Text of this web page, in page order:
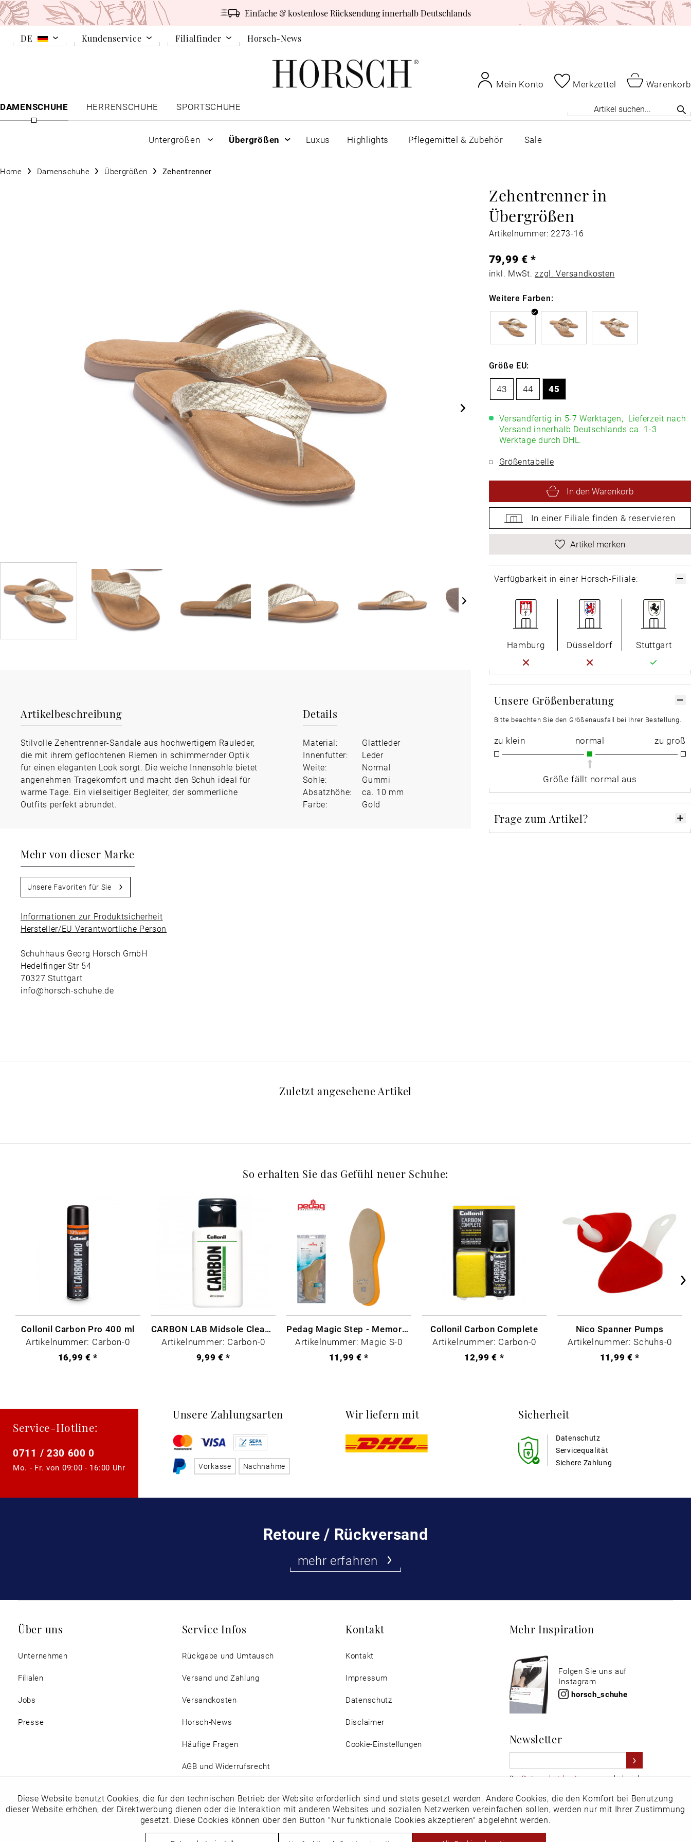
Einfache & kostenlose Rücksendung innerhalb Deutschlands
DE Kundenservice Filialfinder Horsch-News
Mein Konto Merkzettel
Warenkorb
DAMENSCHUHE
HERRENSCHUHE SPORTSCHUHE
Untergrößen Übergrößen Luxus Highlights Pflegemittel & Zubehör Sale
Home Damenschuhe Übergrößen Zehentrenner
Zehentrenner in
Übergrößen
Artikelnummer: 2273-16
Artikelbeschreibung
Stilvolle Zehentrenner-Sandale aus hochwertigem Rauleder,
die mit ihrem geflochtenen Riemen in schimmernder Optik
für einen eleganten Look sorgt. Die weiche Innensohle bietet
angenehmen Tragekomfort und macht den Schuh ideal für
warme Tage. Ein vielseitiger Begleiter, der sommerliche
Outfits perfekt abrundet.
Details
Material:
Glattleder
Innenfutter:
Leder
Weite:
Normal
Sohle:
Gummi
Absatzhöhe:
ca. 10 mm
Farbe:
Gold
Mehr von dieser Marke
Unsere Favoriten für Sie
Informationen zur Produktsicherheit
Hersteller/EU Verantwortliche Person
Schuhhaus Georg Horsch GmbH
Hedelfinger Str 54
70327 Stuttgart
info@horsch-schuhe.de
79,99 € *
inkl. MwSt.zzgl. Versandkosten
Weitere Farben:
Größe EU:
43 44 45
Versandfertig in 5-7 Werktagen, Lieferzeit nach
Versand innerhalb Deutschlands ca. 1-3
Werktage durch DHL.
Größentabelle
In den Warenkorb
In einer Filiale finden & reservieren
Artikel merken
Verfügbarkeit in einer Horsch-Filiale:
Hamburg Düsseldorf Stuttgart
Unsere Größenberatung
Bitte beachten Sie den Größenausfall bei Ihrer Bestellung.
zu klein normal zu groß
Größe fällt normal aus
Frage zum Artikel?
Zuletzt angesehene Artikel
So erhalten Sie das Gefühl neuer Schuhe:
Collonil Carbon Pro 400 ml
Artikelnummer: Carbon-0
16,99 € *
CARBON LAB Midsole Cleaner
Artikelnummer: Carbon-0
9,99 € *
Pedag Magic Step - Memory Schaum
Artikelnummer: Magic S-0
11,99 € *
Collonil Carbon Complete
Artikelnummer: Carbon-0
12,99 € *
Nico Spanner Pumps
Artikelnummer: Schuhs-0
11,99 € *
Retoure / Rückversand
mehr erfahren
Service-Hotline:
0711 / 230 600 0
Mo. - Fr. von 09:00 - 16:00 Uhr
Unsere Zahlungsarten
Vorkasse Nachnahme
Wir liefern mit Sicherheit
Datenschutz
Sichere Zahlung
Servicequalität
Über uns
Unternehmen
Filialen
Jobs
Presse
Service Infos
Rückgabe und Umtausch
Versand und Zahlung
Versandkosten
Horsch-News
Häufige Fragen
AGB und Widerrufsrecht
Kontakt
Kontakt
Impressum
Datenschutz
Disclaimer
Cookie-Einstellungen
Mehr Inspiration
Folgen Sie uns auf
Instagram
horsch_schuhe
Newsletter
DieDatenschutzbestimmungenhabe ich
Hiervom Newsletter abmelden.
Funktionale Aktiv
Diese Website benutzt Cookies, die für den technischen Betrieb der Website erforderlich sind und stets gesetzt werden. Andere Cookies, die den Komfort bei Benutzung
dieser Website erhöhen, der Direktwerbung dienen oder die Interaktion mit anderen Websites und sozialen Netzwerken vereinfachen sollen, werden nur mit Ihrer Zustimmung
gesetzt. Diese Cookies können über den Button "Nur funktionale Cookies akzeptieren" abgelehnt werden.